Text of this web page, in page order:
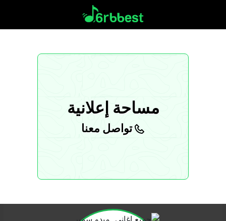
مساحة إعلانية
تواصل معنا